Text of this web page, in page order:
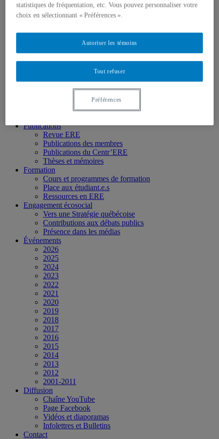
Chercheur.e.s régulier.ère.s
Chercheur.e.s associé.e.s
Chercheur.e.s émérites
Personnel
Activités socio-scientifiques
Axes de recherche
1) Écocitoyenneté et justice
2) Prismes socioculturels
3) Art et créativité
4) Formation initiale et continue
➜ Autochtonisation
Publications
Revue ERE
Publications des membres
Publications du Centr’ERE
Thèses et mémoires
Formation
Cours et programmes de formation
Place aux étudiant.e.s
Ressources en ERE
Engagement écosocial
Vers une Stratégie québécoise
Contributions aux débats publics
Présence dans les médias
Événements
2026
2025
2024
2023
2022
2021
2020
2019
2018
2017
2016
2015
2014
2013
2012
2001-2011
Diffusion
Chaîne YouTube
Page Facebook
Vidéos et diaporamas
Infolettres et Bulletins
Contact
statistiques de fréquentation, etc. Vous pouvez personnaliser votre
choix en sélectionnant « Préférences ».
Tout refuser
Autoriser les témoins
Préférences